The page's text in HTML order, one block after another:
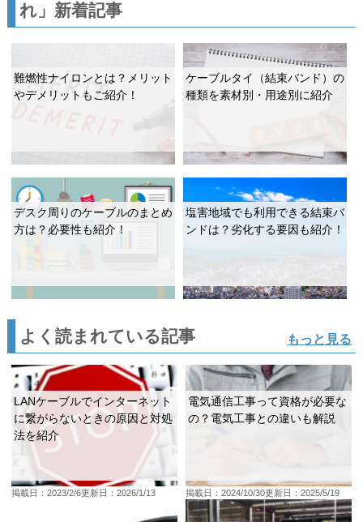
れ」新着記事
難燃性ナイロンとは？メリット
やデメリットもご紹介！
ケーブルタイ（結束バンド）の
種類を素材別・用途別に紹介
デスク周りのケーブルのまとめ
方は？必要性も紹介！
塩害地域でも利用できる結束バ
ンドは？劣化する要因も紹介！
よく読まれている記事 もっと見る
LANケーブルでインターネット
に繋がらないときの原因と対処
法を紹介
掲載日：2023/2/6更新日：2026/1/13
電気通信工事って資格が必要な
の？電気工事との違いも解説
掲載日：2024/10/30更新日：2025/5/19